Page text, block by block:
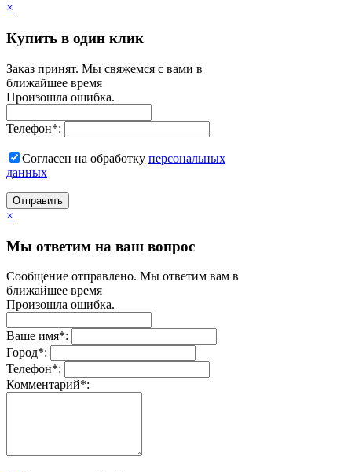
×
Купить в один клик
Заказ принят. Мы свяжемся с вами в
ближайшее время
Произошла ошибка.
Телефон*:
Согласен на обработку персональныx
данных
Отправить
×
Мы ответим на ваш вопрос
Сообщение отправлено. Мы ответим вам в
ближайшее время
Произошла ошибка.
Ваше имя*:
Город*:
Телефон*:
Комментарий*: